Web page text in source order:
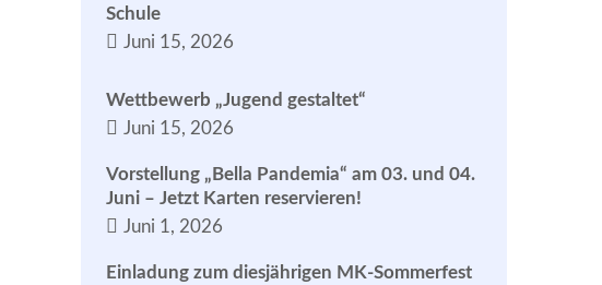
Schule
Juni 15, 2026
Wettbewerb „Jugend gestaltet“
Juni 15, 2026
Vorstellung „Bella Pandemia“ am 03. und 04.
Juni – Jetzt Karten reservieren!
Juni 1, 2026
Einladung zum diesjährigen MK-Sommerfest